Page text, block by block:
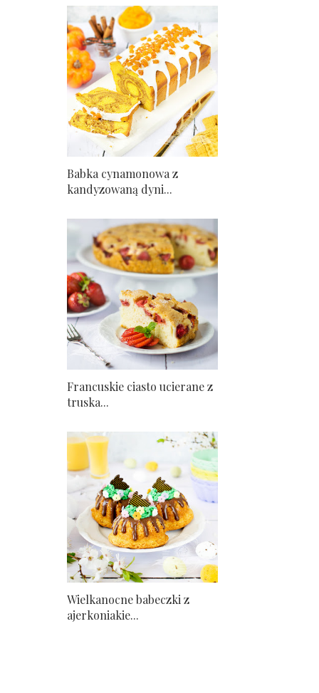
Babka cynamonowa z
kandyzowaną dyni...
Francuskie ciasto ucierane z
truska...
Wielkanocne babeczki z
ajerkoniakie...